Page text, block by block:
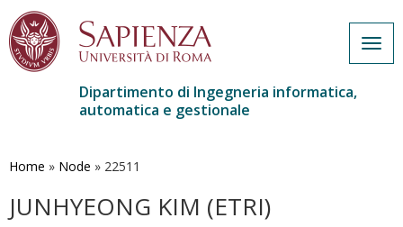
contenuto
Dipartimento di Ingegneria informatica,
automatica e gestionale
Home » Node » 22511
JUNHYEONG KIM (ETRI)